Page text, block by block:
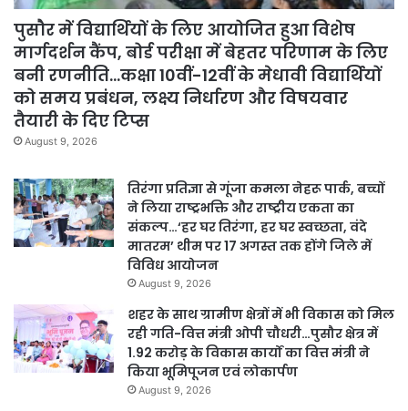
पुसौर में विद्यार्थियों के लिए आयोजित हुआ विशेष
मार्गदर्शन कैंप, बोर्ड परीक्षा में बेहतर परिणाम के लिए
बनी रणनीति…कक्षा 10वीं-12वीं के मेधावी विद्यार्थियों
को समय प्रबंधन, लक्ष्य निर्धारण और विषयवार
तैयारी के दिए टिप्स
August 9, 2026
तिरंगा प्रतिज्ञा से गूंजा कमला नेहरू पार्क, बच्चों
ने लिया राष्ट्रभक्ति और राष्ट्रीय एकता का
संकल्प…‘हर घर तिरंगा, हर घर स्वच्छता, वंदे
मातरम’ थीम पर 17 अगस्त तक होंगे जिले में
विविध आयोजन
August 9, 2026
शहर के साथ ग्रामीण क्षेत्रों में भी विकास को मिल
रही गति-वित्त मंत्री ओपी चौधरी…पुसौर क्षेत्र में
1.92 करोड़ के विकास कार्यों का वित्त मंत्री ने
किया भूमिपूजन एवं लोकार्पण
August 9, 2026